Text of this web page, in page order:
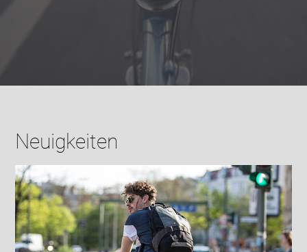
Neuigkeiten